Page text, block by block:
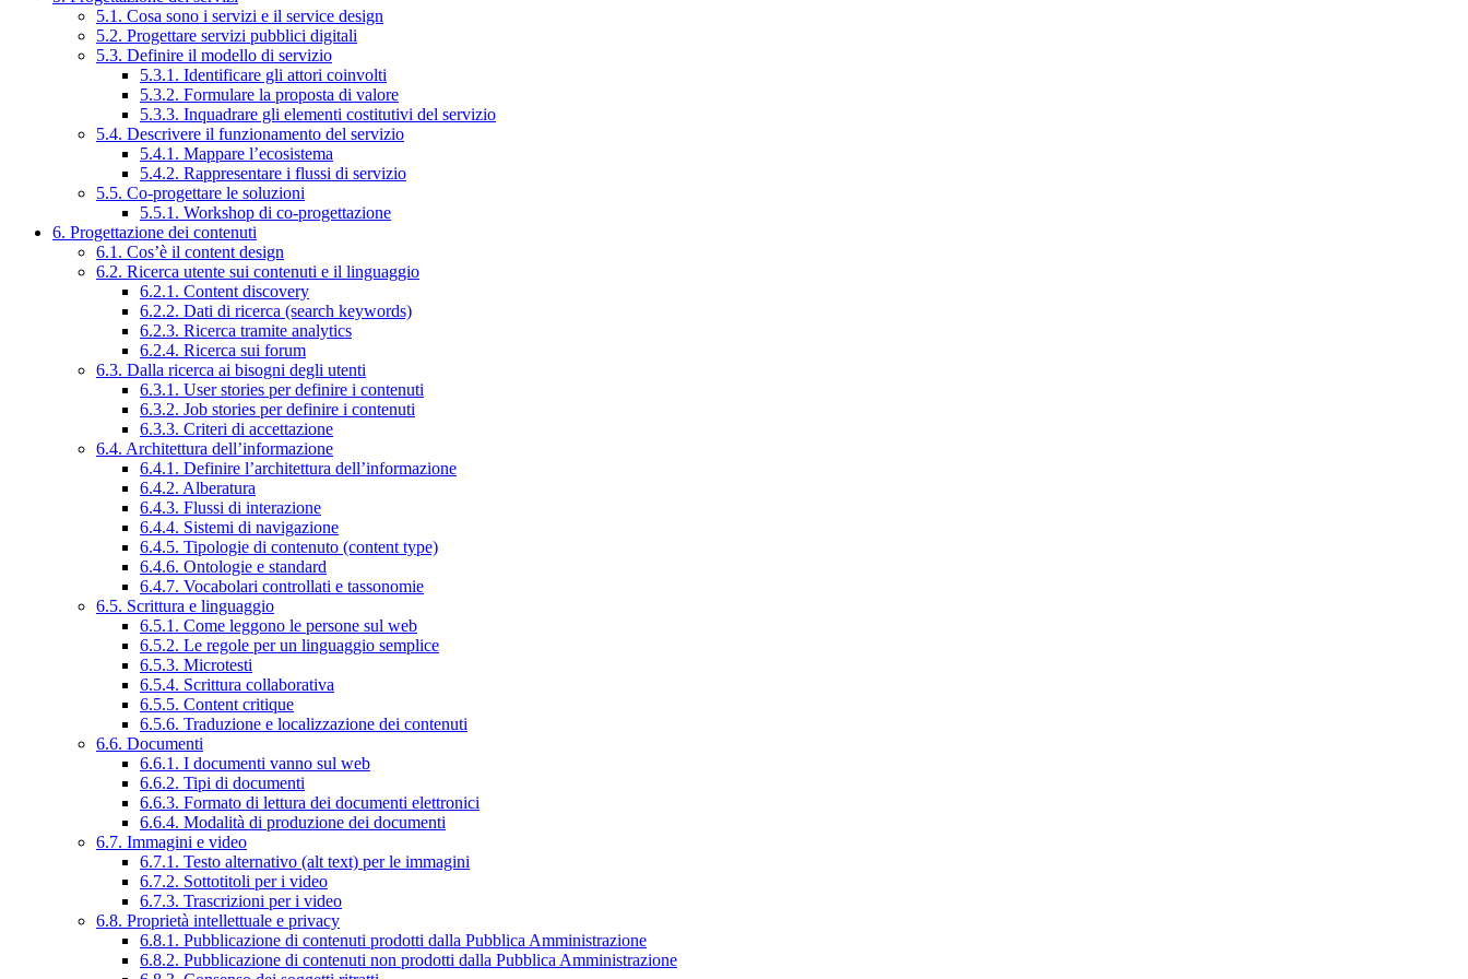
5.1. Cosa sono i servizi e il service design
5.2. Progettare servizi pubblici digitali
5.3. Definire il modello di servizio
5.3.1. Identificare gli attori coinvolti
5.3.2. Formulare la proposta di valore
5.3.3. Inquadrare gli elementi costitutivi del servizio
5.4. Descrivere il funzionamento del servizio
5.4.1. Mappare l’ecosistema
5.4.2. Rappresentare i flussi di servizio
5.5. Co-progettare le soluzioni
5.5.1. Workshop di co-progettazione
6. Progettazione dei contenuti
6.1. Cos’è il content design
6.2. Ricerca utente sui contenuti e il linguaggio
6.2.1. Content discovery
6.2.2. Dati di ricerca (search keywords)
6.2.3. Ricerca tramite analytics
6.2.4. Ricerca sui forum
6.3. Dalla ricerca ai bisogni degli utenti
6.3.1. User stories per definire i contenuti
6.3.2. Job stories per definire i contenuti
6.3.3. Criteri di accettazione
6.4. Architettura dell’informazione
6.4.1. Definire l’architettura dell’informazione
6.4.2. Alberatura
6.4.3. Flussi di interazione
6.4.4. Sistemi di navigazione
6.4.5. Tipologie di contenuto (content type)
6.4.6. Ontologie e standard
6.4.7. Vocabolari controllati e tassonomie
6.5. Scrittura e linguaggio
6.5.1. Come leggono le persone sul web
6.5.2. Le regole per un linguaggio semplice
6.5.3. Microtesti
6.5.4. Scrittura collaborativa
6.5.5. Content critique
6.5.6. Traduzione e localizzazione dei contenuti
6.6. Documenti
6.6.1. I documenti vanno sul web
6.6.2. Tipi di documenti
6.6.3. Formato di lettura dei documenti elettronici
6.6.4. Modalità di produzione dei documenti
6.7. Immagini e video
6.7.1. Testo alternativo (alt text) per le immagini
6.7.2. Sottotitoli per i video
6.7.3. Trascrizioni per i video
6.8. Proprietà intellettuale e privacy
6.8.1. Pubblicazione di contenuti prodotti dalla Pubblica Amministrazione
6.8.2. Pubblicazione di contenuti non prodotti dalla Pubblica Amministrazione